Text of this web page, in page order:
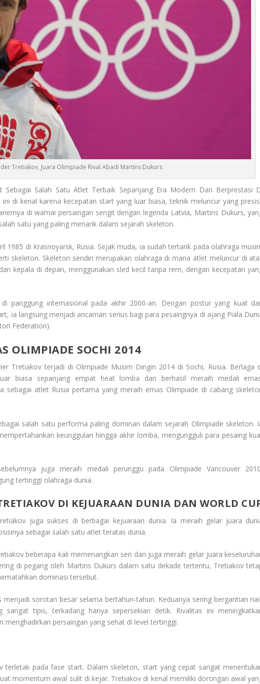
Tretiakov, Juara Olimpiade Rival Abadi Martins Dukurs
Sebagai Salah Satu Atlet Terbaik Sepanjang Era Modern Dan Berprestasi
di kenal karena kecepatan start yang luar biasa, teknik meluncur yang
di warnai persaingan sengit dengan legenda Latvia, Martins Dukurs,
satu yang paling menarik dalam sejarah skeleton.
1985 di Krasnoyarsk, Rusia. Sejak muda, ia sudah tertarik pada olahraga
skeleton. Skeleton sendiri merupakan olahraga di mana atlet meluncur di
kepala di depan, menggunakan sled kecil tanpa rem, dengan kecepatan
panggung internasional pada akhir 2000-an. Dengan postur yang kuat
ia langsung menjadi ancaman serius bagi para pesaingnya di ajang Piala
Federation).
OLIMPIADE SOCHI 2014
Tretiakov terjadi di Olimpiade Musim Dingin 2014 di Sochi, Rusia. Berlaga
biasa sepanjang empat heat lomba dan berhasil meraih medali
sebagai atlet Rusia pertama yang meraih emas Olimpiade di cabang
salah satu performa paling dominan dalam sejarah Olimpiade skeleton.
keunggulan hingga akhir lomba, mengungguli para pesaing
juga meraih medali perunggu pada Olimpiade Vancouver
tertinggi olahraga dunia.
DI KEJUARAAN DUNIA DAN WORLD
juga sukses di berbagai kejuaraan dunia. Ia meraih gelar juara
sebagai salah satu atlet teratas dunia.
beberapa kali memenangkan seri dan juga meraih gelar juara
di pegang oleh Martins Dukurs dalam satu dekade tertentu, Tretiakov
dominasi tersebut.
menjadi sorotan besar selama bertahun-tahun. Keduanya sering bergantian
tipis, terkadang hanya sepersekian detik. Rivalitas ini
menghadirkan persaingan yang sehat di level tertinggi.
terletak pada fase start. Dalam skeleton, start yang cepat sangat
momentum awal sulit di kejar. Tretiakov di kenal memiliki dorongan awal